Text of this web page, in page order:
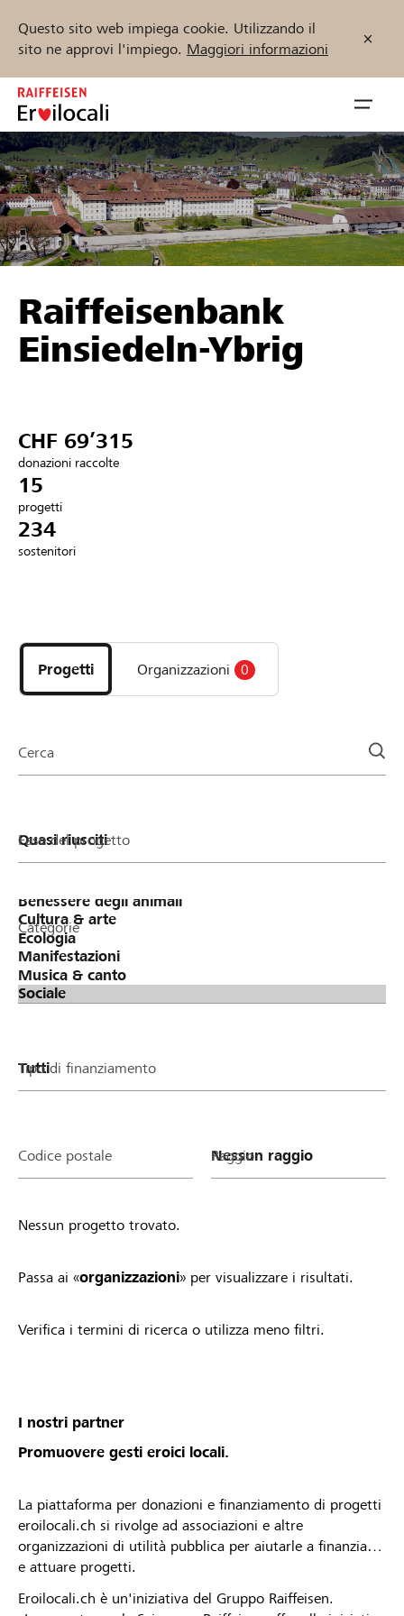
Questo sito web impiega cookie. Utilizzando il
sito ne approvi l'impiego. Maggiori informazioni
Zum
Inhalt
springen
öffnen
Sostenere
Aiuto & supporto
Collegarsi
Trova progetti e organizzazioni
Inizia ora
DE FR IT
Raiffeisenbank
Einsiedeln-Ybrig
CHF 69’315
donazioni raccolte
15
progetti
234
sostenitori
i
progetti
e
della
Progetti Organizzazioni 0
Cerca
Fase del progetto
Categorie
Tipo di finanziamento
Codice postale Raggio
Nessun progetto trovato.
Passa ai «organizzazioni» per visualizzare i risultati.
Verifica i termini di ricerca o utilizza meno filtri.
I nostri partner
Promuovere gesti eroici locali.
La piattaforma per donazioni e finanziamento di progetti
eroilocali.ch si rivolge ad associazioni e altre
organizzazioni di utilità pubblica per aiutarle a finanziare
e attuare progetti.
Eroilocali.ch è un'iniziativa del Gruppo Raiffeisen.